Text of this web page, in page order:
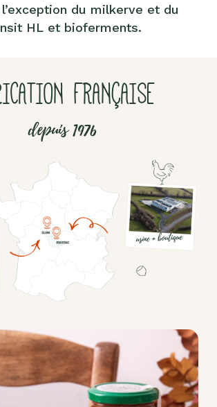
du milkerve et du
HL et bioferments.
FRANÇAISE
depuis 1976
culinaires
Boisson
poudre
Fruits
secs
Mélanges
apéritifs
Tartinables
apéritifs